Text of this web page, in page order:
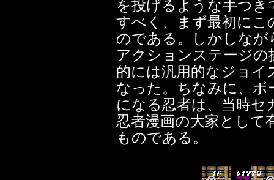
を投げるような手つ
すべく、まず最初にこ
のである。しかしな
アクションステージの
的には汎用的なジョ
なった。ちなみに、ボ
になる忍者は、当時セ
忍者漫画の大家として
ものである。